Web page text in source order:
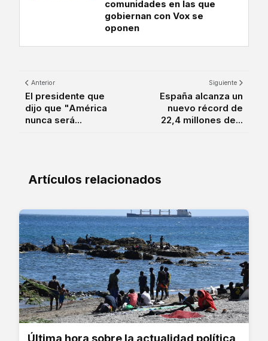
comunidades en las que
gobiernan con Vox se
oponen
Anterior
El presidente que
dijo que "América
nunca será...
Siguiente
España alcanza un
nuevo récord de
22,4 millones de...
Artículos relacionados
Última hora sobre la actualidad política,